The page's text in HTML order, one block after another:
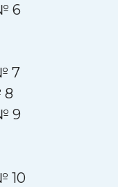
6
7
8
9
10